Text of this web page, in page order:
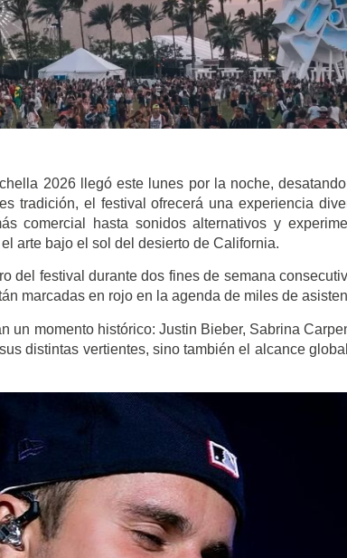
2026 llegó este lunes por la noche,
tradición, el festival ofrecerá una experiencia
comercial hasta sonidos alternativos y
arte bajo el sol del desierto de California.
del festival durante dos fines de semana
marcadas en rojo en la agenda de miles de
un momento histórico: Justin Bieber, Sabrina
distintas vertientes, sino también el alcance